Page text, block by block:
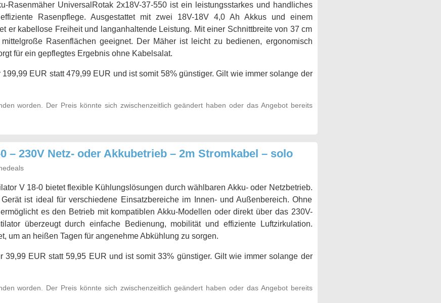
Rasenmäher UniversalRotak 2x18V-37-550 ist ein leistungsstarkes und handliches
Rasenpflege. Ausgestattet mit zwei 18V-18V 4,0 Ah Akkus und einem
er kabellose Freiheit und langanhaltende Leistung. Mit einer Schnittbreite von 37 cm
Rasenflächen geeignet. Der Mäher ist leicht zu bedienen, ergonomisch
für ein gepflegtes Ergebnis ohne Kabelsalat.
199,99 EUR statt 479,99 EUR und ist somit 58% günstiger. Gilt wie immer solange der
worden. Der Preis könnte sich zwischenzeitlich geändert haben oder das Angebot bereits
– 230V Netz- oder Akkubetrieb – 2m Stromkabel – solo
V 18-0 bietet flexible Kühlungslösungen durch wählbaren Akku- oder Netzbetrieb.
ist ideal für verschiedene Einsatzbereiche im Innen- und Außenbereich. Ohne
es den Betrieb mit kompatiblen Akku-Modellen oder direkt über das 230V-
überzeugt durch einfache Bedienung, mobilität und effiziente Luftzirkulation.
um an heißen Tagen für angenehme Abkühlung zu sorgen.
39,99 EUR statt 59,95 EUR und ist somit 33% günstiger. Gilt wie immer solange der
worden. Der Preis könnte sich zwischenzeitlich geändert haben oder das Angebot bereits